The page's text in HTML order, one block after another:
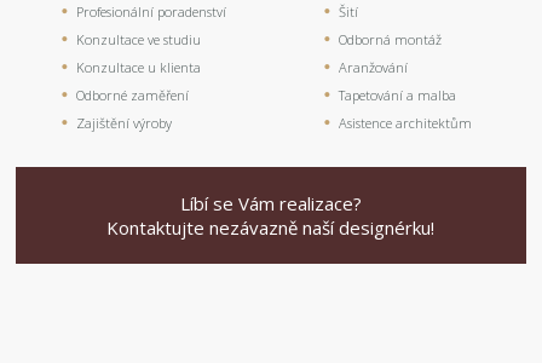
Profesionální poradenství
Konzultace ve studiu
Konzultace u klienta
Odborné zaměření
Zajištění výroby
Šití
Odborná montáž
Aranžování
Tapetování a malba
Asistence architektům
Líbí se Vám realizace?
Kontaktujte nezávazně naší designérku!